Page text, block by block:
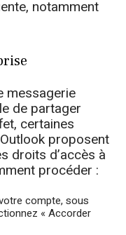
notamment
messagerie
de partager
certaines
proposent
droits d’accès à
procéder :
compte, sous
« Accorder